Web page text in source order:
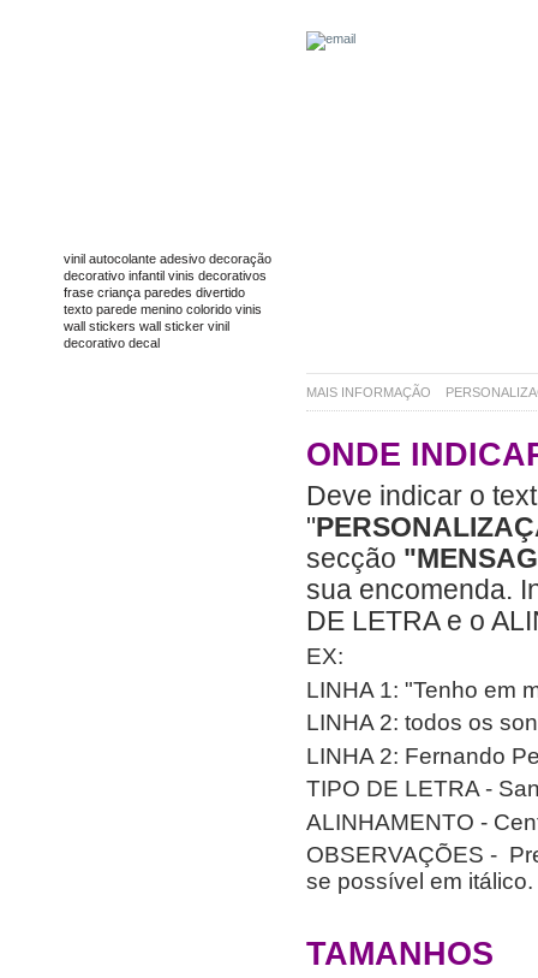
MAIS INFORMAÇÃO
ONDE
Deve indicar o
"
secção
sua encomenda. I
DE LETRA e o
EX:
LINHA 1: "Tenho em
LINHA 2: todos os
LINHA 2: Fernando
TIPO DE LETRA -
ALINHAMENTO -
OBSERVAÇÕES -
se possível em itálico.
TAMANHOS
vinil autocolante adesivo decoração
decorativo infantil vinis decorativos
frase criança paredes divertido
texto parede menino colorido vinis
wall stickers wall sticker vinil
decorativo decal